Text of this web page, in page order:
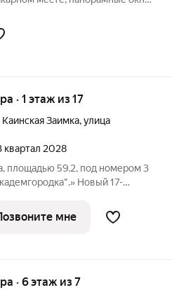
шума. Позвольте себе
· 1 этаж из 17
Заимка,улица
квартал 2028
площадью 59.2, под номером 3
Новый 17-
Видовые квартиры на
мне
· 6 этаж из 7